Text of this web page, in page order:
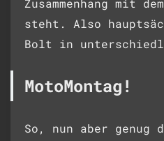
Zusammenhang mit
steht. Also
Bolt in
MotoMontag!
So, nun aber genug